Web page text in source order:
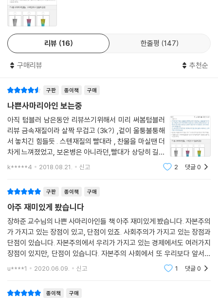
도 개발도상국의 세계는 특히 1980년대 이후 더 큰 규모의 금융 위기를 보
다 빈번하게 겪어 왔다. 다시 말해 신자유주의의 세계화는 경제 생활의 모
든 전선－성장, 평등, 안정－에서 실패했다. 그럼에도 불구하고 우리는 늘
신자유주의 세계화가 전례 없는 풍요를 가져왔다는 이야기를 듣고 있다.
개별 국가의 차원에서 볼 때도 정사에서 사실 왜곡이 이루어지고 있음은
명백하다. 정통 신자유주의 경제학자들은 우리에게 이런 역사를 믿으라고
은 거의 모두 보호 관세와 보조금을 비롯한 갖가지 형태의 정부 개입을 활
용하는 민족주의적 정책을 통해 성공을 거두었다. ---p.69~70
제3세계 외채 위기가 있었던 1982년 이후 IMF와 세계은행의 역할은 크게
달라졌다. 이들은 이른바 구조조정 프로그램SAPs이라는 합동 작전을 통
해 개발도상국의 정책에 대해 막강한 영향력을 발휘하기 시작했다. 이 프
로그램들은 브레턴우즈 기구의 본래 임무에서 훨씬 벗어나 정부 예산, 산
든 경제 정책을 포괄하는 것으로 확장되었다. 1990년대 들어 차관에 이른
면서부터는 이들의 ‘임무 확장’이 한층 더 진전되어 민주주의, 정부의 분권
화, 중앙은행의 독립은 물론 기업의 지배 구조와 같은 그 이전까지는 생각
조차 할 수 없었던 영역에 대한 간섭이 시작되었다. 하지만 이런 임무 확장
에는 심각한 문제가 있다. IMF와 세계은행은 상당히 제한된 임무를 수행하
기 위해 출범하였다. 그렇지만 이 기구들은 자신들로부터 돈을 빌려 가는
나라들은 경제 운용에 실패한 나라들이고, 그런 만큼 그것이 경제적 성과
라도 마땅히 개입해야 한다고 주장하며 자신들의 영역을 확장한 것이다.
그야말로 경제학의 파노라마이다.” 그러면서 “성장과 세계화와 관련해 모
든 나라가 따라야 할 정답이 있다고 믿는 사람들에게 가하는 치명적 일
격”이라고 덧붙인다.
미국판 편집자는 이 책의 목적이 “자유주의 경제학자들의 교리 속에 도사
린 함정을 폭로”하는 데 있으며, 그러기 위해 장하준 교수가 구사하는 무기
력적인 문체”라고 평가한다. 이 중 풍부한 사례는 장하준 교수의 전작들에
면 될 일이다. 그렇지만 야유에 가까운 위트라니, 하며 갸우뚱하던 고개는
다음과 같은 대목을 만나면 저절로 끄덕여진다.
“외국인 투자 규제의 필요성 여부를 떠나 외국인 투자의 실질적인 규제가
가능하지 않다는 주장은 어떻게 보아야 할 것인가? 나쁜 사마리아인들의
주장에 따르면, 이제 다국적 기업들은 어느 정도 ‘원하는 곳이면 어디든지
로 외국인 투자를 규제하는 나라들에 본때를 보일 수 있다. 이런 주장에 대
해 당장 이렇게 반문할 수 있다. 나쁜 사마리아인들은 기업들의 이동성이
높아져 국가의 규제가 무력해졌다고 하면서, 어째서 개발도상국들로 하여
금 외국인 투자를 규제하는 능력을 제한하는 국제 협정에 빠짐없이 서명하
게 하려고 기를 쓰는 것인가? 신자유주의 정통파는 시장의 논리를 따르는
것을 좋아하니까 어떤 방법을 선택할 것인가 하는 것은 개발도상국에 맡겨
두면 되지 않겠는가? 외국인 투자자들이 우호적인 나라에 대해서만 투자
결정을 내린다면 그것만으로도 해당 개발도상국에 벌을 주거나 상을 주는
나쁜 사마리아인일까? 이도 저도 아닌 보통 사마리아인일까?
- [경향신문]
한국과 대만, 인도네시아 등 개발도상국의 사례를 들어 ‘비교 우위 이론’
‘지식재산권 보호론’ ‘공기업 민영화론’ ‘작은 정부론’ ‘투명 경제론’ 등 경제
지 않는다고 맹비판하며 경제학에서도 ‘차가운 머리’만큼 ‘따뜻한 가슴’이
중요하다고 역설한다.
- [동아일보]
자유 시장은 각국이 이미 잘하고 있는 것에 충실하라고 지시한다. 이는 단
도직입적으로 말해 가난한 나라에 현재 하고 있는 생산성 낮은 활동을 계
속하라는 이야기다.
장 교수는 신자유주의적 정책이 계속된다면 대규모 경제 위기, 나아가 제2
차 대공황이 발생할지 모른다고 경고했다.
- [조선일보]
신자유주의에 휩쓸려 가는 현대인들의 궁금증을 콕 집어내 쉽게 설명한 것
리뷰 16 한줄평 147
구매리뷰 추천순
구판 종이책 구매
나쁜사마리아인 보는중
아직 텀블러 남은동안 리뷰쓰기위해서 미리 써봄텀블러
리뷰 금속재질이라 살짝 무겁고 (3k?) ,겉이 울퉁불퉁해
서 놓치긴 힘들듯 . 스텐재질의 빨대라 , 찬물을 마실땐 더
차게 느껴졌었고, 보온병은 아니라던,빨대가 상당히 길어
서 10Cm정도 더 튀어 나와있는듯.. 얼려보지 않아서 결
k*****4 2018.08.21. 신고 2 댓글0
구판 종이책 구매
아주 재미있게 봤습니다
장하준 교수님의 나쁜 사마리아인들 책 아주 재미있게 봤습니다. 자본주의
가 가지고 있는 장점이 있고, 단점이 있죠. 사회주의가 가지고 있는 장점과
단점이 있습니다. 자본주의에서 우리가 가지고 있는 경제에서도 여러가지
장점이 있지만, 단점이 있습니다. 자본주의 사회에서 또 우리보다 앞서간
선진국들이 그 뒤를 따라오는 나라들을 이용하는 경우가 많죠. 자기들은
u****1 2020.06.09. 신고 1 댓글0
종이책 구매